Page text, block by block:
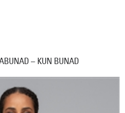
– KUN BUNAD